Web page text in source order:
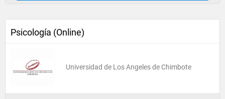
Psicología (Online)
Universidad de Los Angeles de Chimbote